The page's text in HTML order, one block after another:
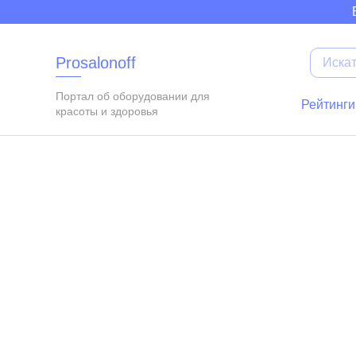
Prosalonoff
Портал об оборудовании для
красоты и здоровья
Рейтинги